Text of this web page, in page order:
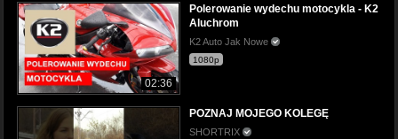
02:36
Polerowanie wydechu motocykla - K2
Aluchrom
K2 Auto Jak Nowe
1080p
POZNAJ MOJEGO KOLEGĘ
SHORTRIX